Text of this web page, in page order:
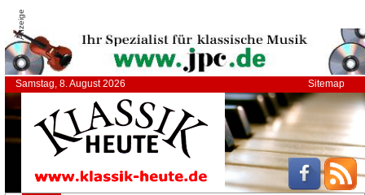
Anzeige
Samstag, 8. August 2026 Sitemap